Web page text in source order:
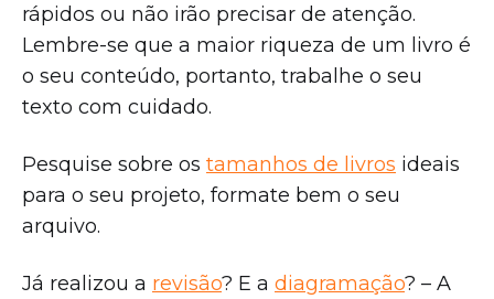
rápidos ou não irão precisar de atenção.
Lembre-se que a maior riqueza de um livro é
o seu conteúdo, portanto, trabalhe o seu
texto com cuidado.
Pesquise sobre os tamanhos de livros ideais
para o seu projeto, formate bem o seu
arquivo.
Já realizou a revisão? E a diagramação? – A